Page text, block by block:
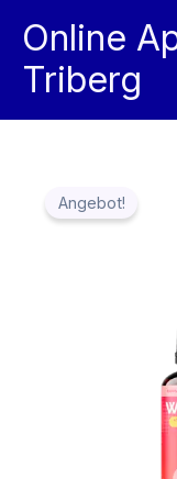
Inhalt
springen
Online
Triberg
Angebot!